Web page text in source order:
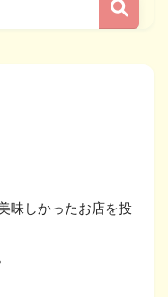
味しかったお店を投